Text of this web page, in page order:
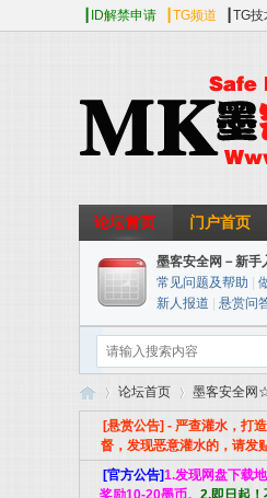
┃ID解禁申请 ┃TG频道 ┃TG
论坛首页 门户首页
墨客安全网－新手
常见问题及帮助
新人报道
悬赏问
»
论坛首页
›
墨客安全网
[悬赏公告] - 严查灌水，打
督，发现恶意灌水的，请发
[官方公告]1.发现网盘下载
奖励10-20墨币。 2.即日起！